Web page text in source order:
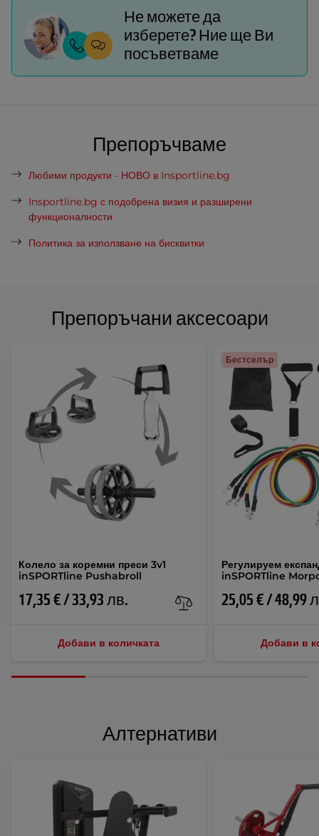
Препоръчани аксесоари
Колело за коремни преси 3v1
inSPORTline Pushabroll
17,35 € / 33,93 лв.
Добави в количката
Регулируем
inSPORTline
25,05 € / 48,99
Бестселър
Добави в
Не можете да
изберете? Ние ще Ви
посъветваме
Препоръчваме
Любими продукти - НОВО в Insportline.bg
Insportline.bg с подобрена визия и разширени
функционалности
Политика за използване на бисквитки
Алтернативи